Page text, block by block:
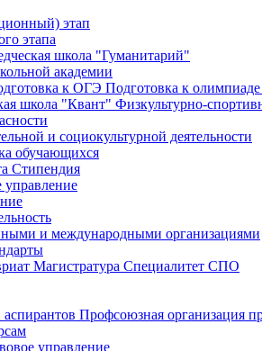
этап
этапа
школа "Гуманитарий"
академии
к ОГЭ Подготовка к олимпиаде
школа "Квант" Физкультурно-
и социокультурной деятельности
обучающихся
Стипендия
управление
и международными организациями
Магистратура Специалитет СПО
Профсоюзная организация
управление